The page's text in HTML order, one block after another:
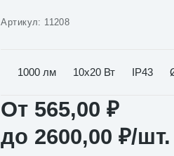
Артикул: 11208
1000 лм 10х20 Вт IP43
От 565,00₽
до 2600,00₽/шт.